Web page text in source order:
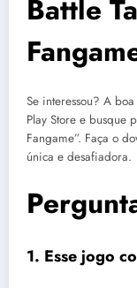
Battle
Se interessou? A
Play Store e busque
Fangame”. Faça o
única e desafiadora.
1. Esse jogo